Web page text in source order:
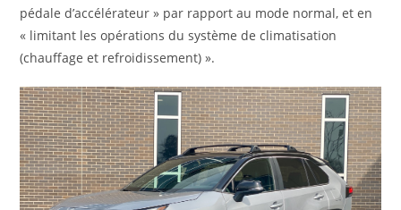
pédale d’accélérateur » par rapport au mode normal, et en
« limitant les opérations du système de climatisation
(chauffage et refroidissement) ».